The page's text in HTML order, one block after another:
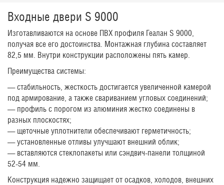
Входные двери S 9000
Изготавливаются на основе ПВХ профиля Геалан S 9000,
получая все его достоинства. Монтажная глубина составляет
82,5 мм. Внутри конструкции расположены пять камер.
Преимущества системы:
— стабильность, жесткость достигается увеличенной камерой
под армирование, а также свариванием угловых соединений;
— профиль с порогом из алюминия жестко соединены в
разных плоскостях;
— щеточные уплотнители обеспечивают герметичность;
— установленные отливы улучшают внешний облик;
— вставляются стеклопакеты или сэндвич-панели толщиной
52-54 мм.
Конструкция надежно защищает от осадков, холодов, внешних